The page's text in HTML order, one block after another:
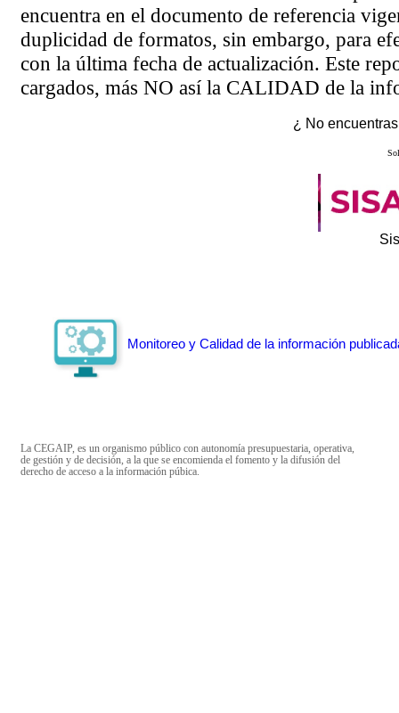
encuentra en el documento de referencia
duplicidad de formatos, sin embargo, para
con la última fecha de actualización. Este
cargados, más NO así la CALIDAD de la
¿ No
Monitoreo y Calidad de la información
La CEGAIP, es un organismo público con autonomía presupuestaria, operativa,
de gestión y de decisión, a la que se encomienda el fomento y la difusión del
derecho de acceso a la información púbica.